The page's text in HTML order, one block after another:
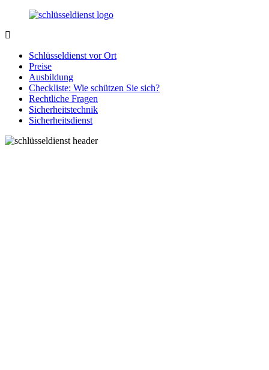
Zurück
Inhalt
Notlage
wird
gelöst!
Schlüsseldienst vor Ort
Preise
Ausbildung
Checkliste: Wie schützen Sie sich?
Rechtliche Fragen
Sicherheitstechnik
Sicherheitsdienst